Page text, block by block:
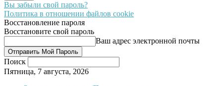
Вы забыли свой пароль?
Политика в отношении файлов cookie
Восстановление пароля
Восстановите свой пароль
Ваш адрес электронной почты
Поиск
Пятница, 7 августа, 2026